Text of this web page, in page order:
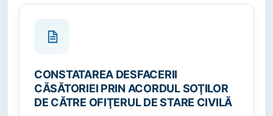
CONSTATAREA DESFACERII
CĂSĂTORIEI PRIN ACORDUL SOŢILOR
DE CĂTRE OFIŢERUL DE STARE CIVILĂ